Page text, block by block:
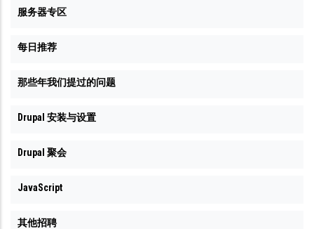
服务器专区
每日推荐
那些年我们提过的问题
Drupal 安装与设置
Drupal 聚会
JavaScript
其他招聘